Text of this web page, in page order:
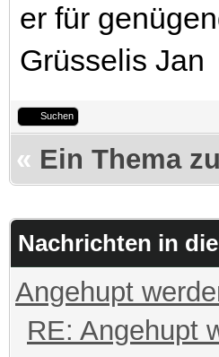
er für
Grüsselis Jan
Suchen
« Ein Thema
Nachrichten in
Angehupt
RE: Angehupt